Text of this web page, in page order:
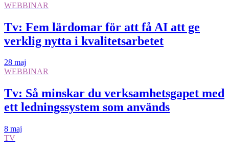
WEBBINAR
Tv: Fem lärdomar för att få AI att ge
verklig nytta i kvalitetsarbetet
28 maj
WEBBINAR
Tv: Så minskar du verksamhetsgapet med
ett ledningssystem som används
8 maj
TV